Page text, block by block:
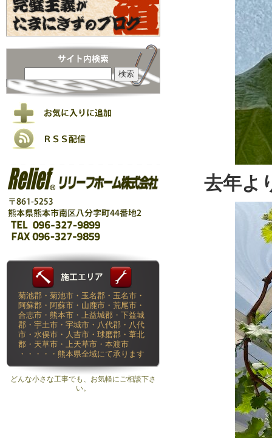
去年よ
菊池郡・菊池市・玉名郡・玉名市・
阿蘇郡・阿蘇市・山鹿市・荒尾市・
合志市・熊本市・上益城郡・下益城
郡・宇土市・宇城市・八代郡・八代
市・水俣市・人吉市・球磨郡・葦北
郡・天草市・上天草市・本渡市
・・・・・熊本県全域にて承ります
どんな小さな工事でも、お気軽にご相談下さ
い。